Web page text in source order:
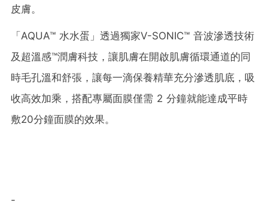
皮膚。
「AQUA™ 水水蛋」透過獨家V-SONIC™ 音波滲透技術
及超溫感™潤膚科技，讓肌膚在開啟肌膚循環通道的同
時毛孔溫和舒張，讓每一滴保養精華充分滲透肌底，吸
收高效加乘，搭配專屬面膜僅需 2 分鐘就能達成平時
敷20分鐘面膜的效果。
-